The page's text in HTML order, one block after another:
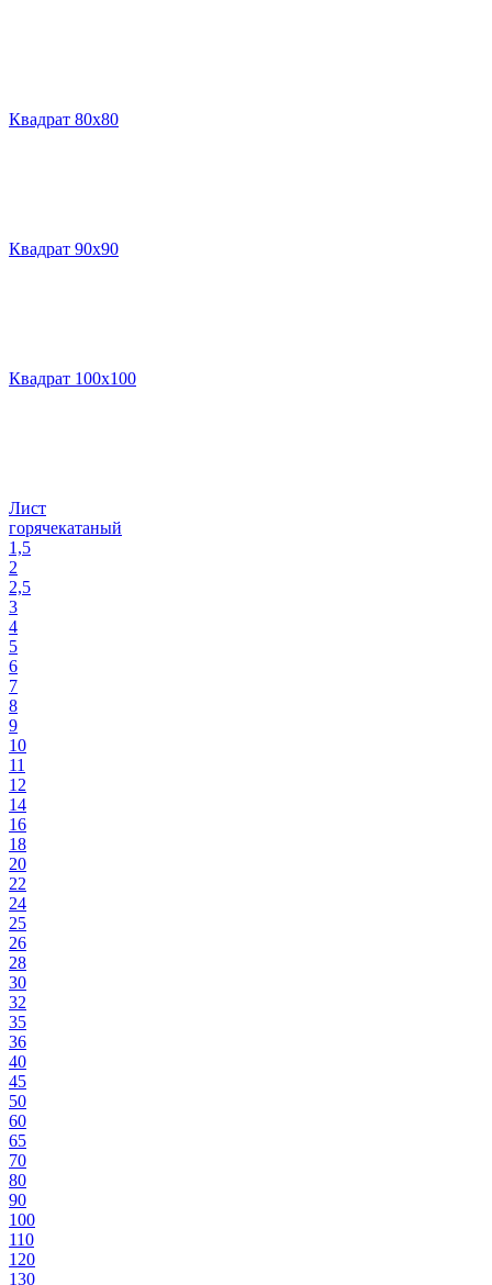
Квадрат 80х80
Квадрат 90х90
Квадрат 100х100
Лист
горячекатаный
1,5
2
2,5
3
4
5
6
7
8
9
10
11
12
14
16
18
20
22
24
25
26
28
30
32
35
36
40
45
50
60
65
70
80
90
100
110
120
130